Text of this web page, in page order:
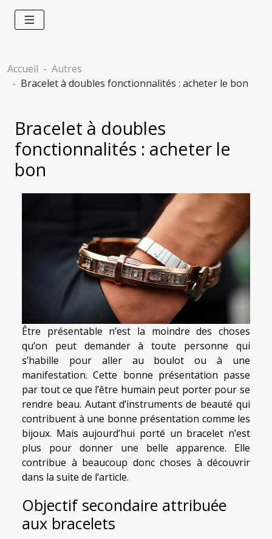
Accueil
Autres
Bracelet à doubles fonctionnalités : acheter le bon
Bracelet à doubles
fonctionnalités : acheter le
bon
Être présentable n’est la moindre des choses
qu’on peut demander à toute personne qui
s’habille pour aller au boulot ou à une
manifestation. Cette bonne présentation passe
par tout ce que l’être humain peut porter pour se
rendre beau. Autant d’instruments de beauté qui
contribuent à une bonne présentation comme les
bijoux. Mais aujourd’hui porté un bracelet n’est
plus pour donner une belle apparence. Elle
contribue à beaucoup donc choses à découvrir
dans la suite de l’article.
Objectif secondaire attribuée
aux bracelets